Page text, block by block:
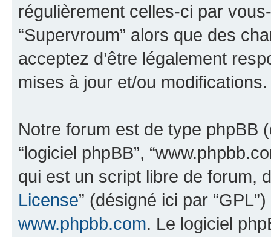
régulièrement celles-ci par
“Supervroum” alors que des
acceptez d’être légalement
mises à jour et/ou modifications.
Notre forum est de type phpBB
“logiciel phpBB”,
qui est un script libre de forum,
License” (désigné ici par
www.phpbb.com. Le logiciel